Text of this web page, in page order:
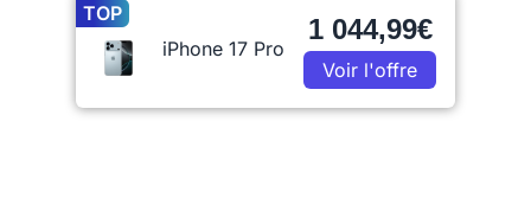
TOP
iPhone 17 Pro
1 044,99€
Voir l'offre